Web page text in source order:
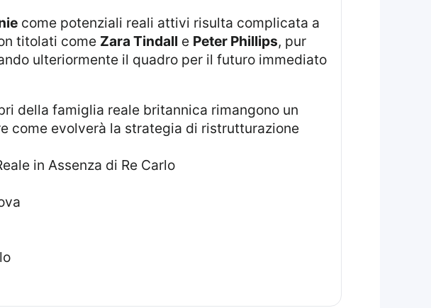
come potenziali reali attivi risulta complicata a
titolati come Zara Tindall e Peter Phillips, pur
ulteriormente il quadro per il futuro immediato
come evolverà la strategia di ristrutturazione